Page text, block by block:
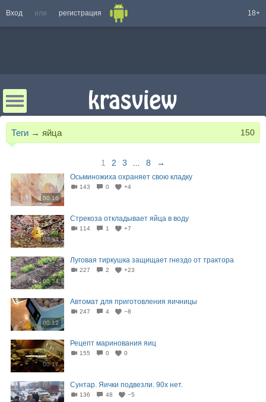
Вход или регистрация 18+
Теги → яйца 150
1 2 3 8 →
00:16
Осьминожиха охраняет свою кладку
143 0 +4
00:34
Стрекоза откладывает яйца в воду
114 1 +7
00:34
Луговая тиркушка защищает гнездо от трактора
227 2 +23
00:12
Автомат для приготовления яичницы
247 4 −8
00:17
Рецепт маринования яиц
155 0 0
Сунтар. Яички подвезли. 90х нет.
136 48 −5